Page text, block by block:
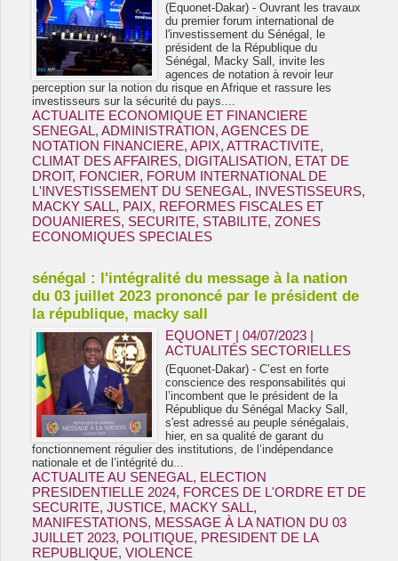
(Equonet-Dakar) - Ouvrant les travaux
du premier forum international de
l'investissement du Sénégal, le
président de la République du
Sénégal, Macky Sall, invite les
agences de notation à revoir leur
perception sur la notion du risque en Afrique et rassure les
investisseurs sur la sécurité du pays....
ACTUALITE ECONOMIQUE ET FINANCIERE
SENEGAL, ADMINISTRATION, AGENCES DE
NOTATION FINANCIERE, APIX, ATTRACTIVITE,
CLIMAT DES AFFAIRES, DIGITALISATION, ETAT DE
DROIT, FONCIER, FORUM INTERNATIONAL DE
L'INVESTISSEMENT DU SENEGAL, INVESTISSEURS,
MACKY SALL, PAIX, REFORMES FISCALES ET
DOUANIERES, SECURITE, STABILITE, ZONES
ECONOMIQUES SPECIALES
sénégal : l'intégralité du message à la nation
du 03 juillet 2023 prononcé par le président de
la république, macky sall
EQUONET | 04/07/2023 |
ACTUALITÉS SECTORIELLES
(Equonet-Dakar) - C’est en forte
conscience des responsabilités qui
l’incombent que le président de la
République du Sénégal Macky Sall,
s'est adressé au peuple sénégalais,
hier, en sa qualité de garant du
fonctionnement régulier des institutions, de l’indépendance
nationale et de l’intégrité du...
ACTUALITE AU SENEGAL, ELECTION
PRESIDENTIELLE 2024, FORCES DE L'ORDRE ET DE
SECURITE, JUSTICE, MACKY SALL,
MANIFESTATIONS, MESSAGE À LA NATION DU 03
JUILLET 2023, POLITIQUE, PRESIDENT DE LA
REPUBLIQUE, VIOLENCE